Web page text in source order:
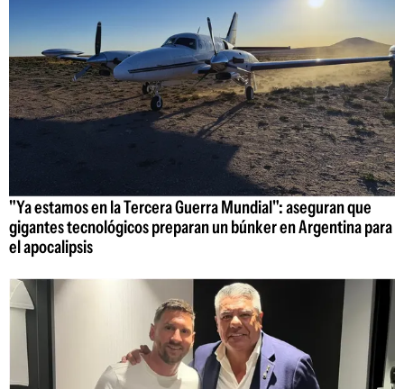
"Ya estamos en la Tercera Guerra Mundial": aseguran que
gigantes tecnológicos preparan un búnker en Argentina para
el apocalipsis